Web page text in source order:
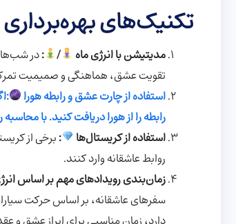
تکنیک‌های
مدیتیشن با انرژی ماه /
:در
تقویت عشق، هماهنگی و صمیمیت
استفاده از چارت عشق و رابطه هورا
رابطه را از هورا دریافت کنید. با
استفاده از کریستال‌ها
:برخی از
روابط عاشقانه وارد کنند.
زمان‌بندی رویدادهای مهم بر اساس
سفرهای عاشقانه، بر اساس حرکت